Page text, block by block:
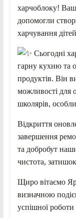
харчоблоку!
допомогли
харчування
Сьогодні
гарну кухню та
продуктів. Він
можливості для
школярів,
Відкриття
завершення
та добробут
чистота,
Щиро вітаємо
визначною
успішної